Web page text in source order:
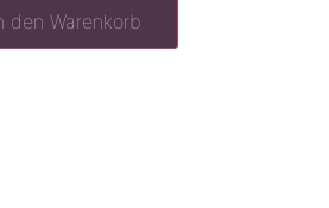
den Warenkorb